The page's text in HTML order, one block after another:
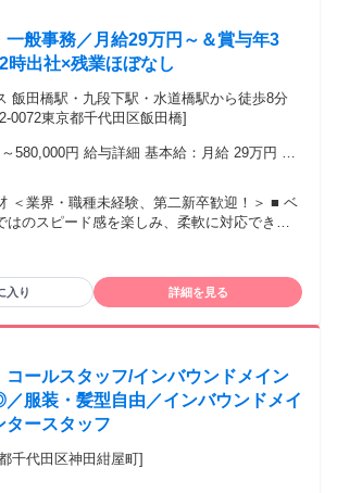
一般事務／月給29万円～＆賞与年3
時出社×残業ほぼなし
飯田橋駅・九段下駅・水道橋駅から徒歩8分
0072東京都千代田区飯田橋]
580,000円 給与詳細 基本給：月給 29万円 〜
・家族手当金額：なし 全員に一律で支払われ
：29万円～58万円 ＋
＋ 賞与年3回 ※経験・スキルなどを考慮の
・昇給あり ・賞
ブ支給あり！
＜業界・職種未経験、第二新卒歓迎！＞ ■ ベ
はのスピード感を楽しみ、柔軟に対応できる
■ チームワークを大切にし、円滑なコミュニ
れる方
入り 詳細を見る
コールスタッフ/インバウンドメイン
服装・髪型自由／インバウンドメイ
タースタッフ
千代田区神田紺屋町]